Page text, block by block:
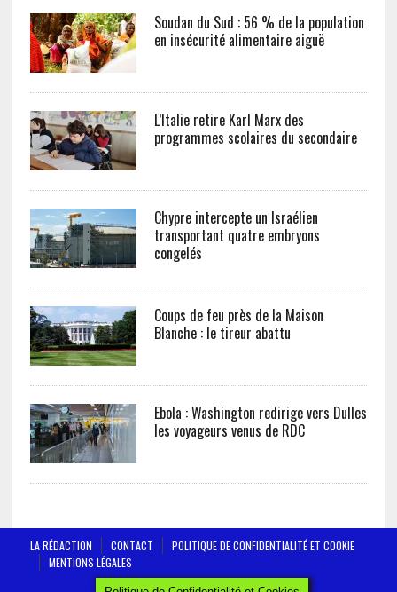
Soudan du Sud : 56 % de la population
en insécurité alimentaire aiguë
L’Italie retire Karl Marx des
programmes scolaires du secondaire
Chypre intercepte un Israélien
transportant quatre embryons
congelés
Coups de feu près de la Maison
Blanche : le tireur abattu
Ebola : Washington redirige vers Dulles
les voyageurs venus de RDC
LA RÉDACTION CONTACT
POLITIQUE DE CONFIDENTIALITÉ ET COOKIE
MENTIONS LÉGALES
AFRICTELEGRAPH - ALL RIGHTS RESERVED 2019